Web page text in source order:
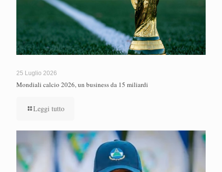
25 Luglio 2026
Mondiali calcio 2026, un business da 15 miliardi
Leggi tutto